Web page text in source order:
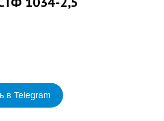
в Telegram